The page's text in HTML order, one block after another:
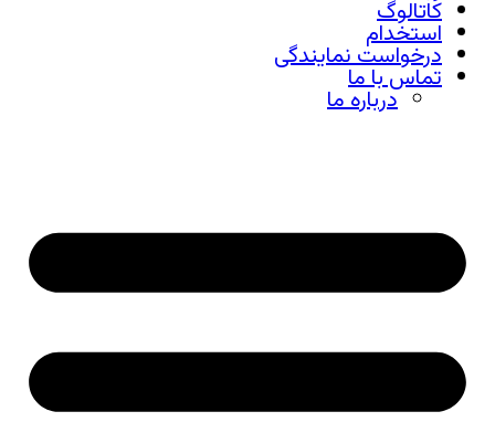
کاتالوگ
استخدام
درخواست نمایندگی
تماس با ما
درباره ما